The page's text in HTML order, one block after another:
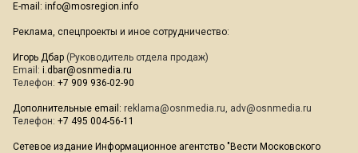
E-mail: info@mosregion.info
Реклама, спецпроекты и иное сотрудничество:
Игорь Дбар (Руководитель отдела продаж)
Email: i.dbar@osnmedia.ru
Телефон: +7 909 936-02-90
Дополнительные email: reklama@osnmedia.ru, adv@osnmedia.ru
Телефон: +7 495 004-56-11
Сетевое издание Информационное агентство "Вести Московского